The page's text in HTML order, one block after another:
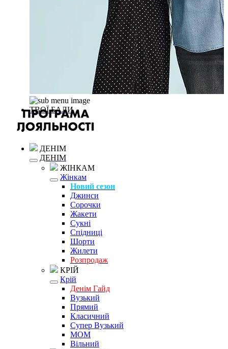
ТВОЇ БАЛИ
ДЕНІМ
ДЕНІМ
ЖІНКАМ
Жінкам
Новий сезон
Джинси
Сорочки
Жакети
Сукні
Спідниці
Шорти
Жилети
Розпродаж
КРІЙ
Крій
Денім Гайд
Вузький
Прямий
Класичний
Супер Вузький
MOM
Вільний